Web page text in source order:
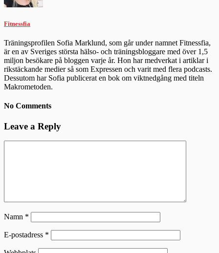
Fitnessfia
Träningsprofilen Sofia Marklund, som går under namnet Fitnessfia,
är en av Sveriges största hälso- och träningsbloggare med över 1,5
miljon besökare på bloggen varje år. Hon har medverkat i artiklar i
rikstäckande medier så som Expressen och varit med flera podcasts.
Dessutom har Sofia publicerat en bok om viktnedgång med titeln
Makrometoden.
No Comments
Leave a Reply
Namn *
E-postadress *